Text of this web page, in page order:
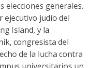
elecciones generales.
ejecutivo judío del
Island, y la
congresista del
de la lucha contra